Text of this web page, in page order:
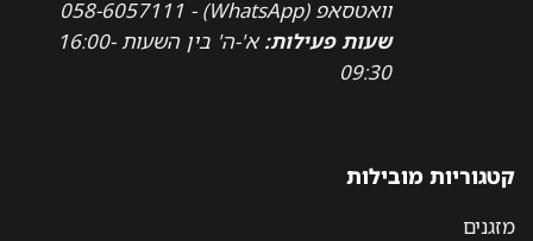
וואטסאפ (WhatsApp) - 058-6057111
שעות פעילות:
א'-ה' בין השעות 16:00-
09:30
קטגוריות מובילות
מזגנים